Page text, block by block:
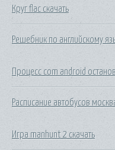
Круг flac скачать
Решебник по английскому
Процесс com android
Расписание автобусов
Игра manhunt 2 скачать